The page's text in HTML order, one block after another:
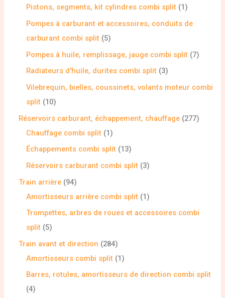
Pistons, segments, kit cylindres combi split 1
Pompes à carburant et accessoires, conduits de
carburant combi split 5
Pompes à huile, remplissage, jauge combi split 7
Radiateurs d'huile, durites combi split 3
Vilebrequin, bielles, coussinets, volants moteur combi
split 10
Réservoirs carburant, échappement, chauffage 277
Chauffage combi split
1
Échappements combi split 13
Réservoirs carburant combi split 3
Train arrière 94
Amortisseurs arrière combi split
1
Trompettes, arbres de roues et accessoires combi
split 5
Train avant et direction
284
Amortisseurs combi split 1
Barres, rotules, amortisseurs de direction combi split
4